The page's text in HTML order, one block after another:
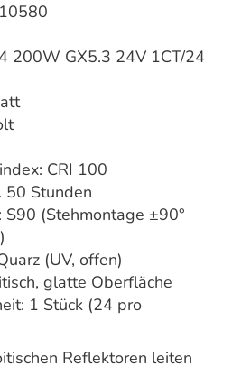
200W GX5.3 24V 1CT/24
CRI 100
50 Stunden
(Stehmontage ±90°
(UV, offen)
glatte Oberfläche
1 Stück (24 pro
Reflektoren leiten